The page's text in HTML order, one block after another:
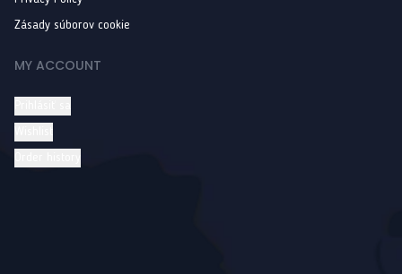
Zásady súborov cookie
MY ACCOUNT